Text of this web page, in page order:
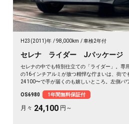
H23(2011)年 98,000km 車検2年付
セレナ ライダー Jパッケージ
セレナの中でも特別仕立ての「ライダー」。専
の16インチアルミが放つ精悍な佇まいは、街で
24100〜で手が届くのも嬉しいところ。左側パ
とWエアコンで、仲間との遠出も夏場のドライ
で長距離移動もぐっと楽に。週末の趣味も遠出
👍走行9.8万kmでこの状態、《1年保証付》で
OS6980 1年間無料保証付
月々 24,100 円～